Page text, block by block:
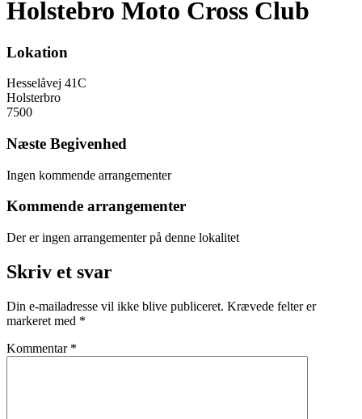
Holstebro Moto Cross Club
Lokation
Hesselåvej 41C
Holsterbro
7500
Næste Begivenhed
Ingen kommende arrangementer
Kommende arrangementer
Der er ingen arrangementer på denne lokalitet
Skriv et svar
Din e-mailadresse vil ikke blive publiceret. Krævede felter er
markeret med *
Kommentar *